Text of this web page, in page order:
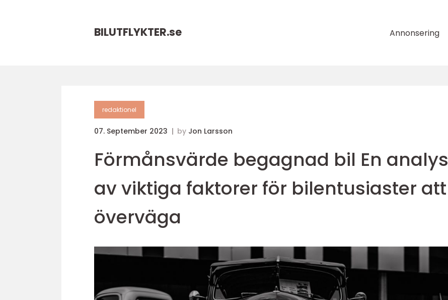
BILUTFLYKTER.se Annonsering
redaktionel
07. September 2023 by Jon Larsson
Förmånsvärde begagnad bil En analys
av viktiga faktorer för bilentusiaster att
överväga